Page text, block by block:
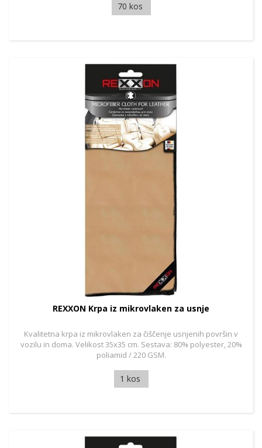
70 kos
REXXON Krpa iz mikrovlaken za usnje
Kvalitetna krpa iz mikrovlaken za čiščenje usnjenih površin v
vozilu in doma. Velikost 35x35 cm. Sestava: 80% polyester, 20%
poliamid / 220 GSM.
1 kos